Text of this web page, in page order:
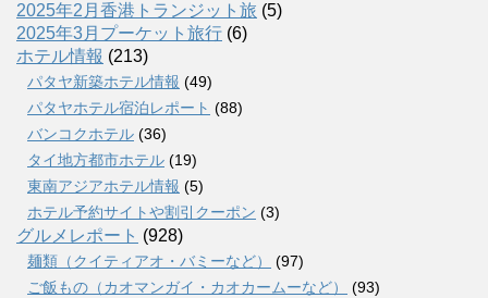
2025年2月香港トランジット旅 (5)
2025年3月プーケット旅行 (6)
ホテル情報 (213)
パタヤ新築ホテル情報 (49)
パタヤホテル宿泊レポート (88)
バンコクホテル (36)
タイ地方都市ホテル (19)
東南アジアホテル情報 (5)
ホテル予約サイトや割引クーポン (3)
グルメレポート (928)
麺類（クイティアオ・バミーなど）
(97)
ご飯もの（カオマンガイ・カオカームーなど）
(93)